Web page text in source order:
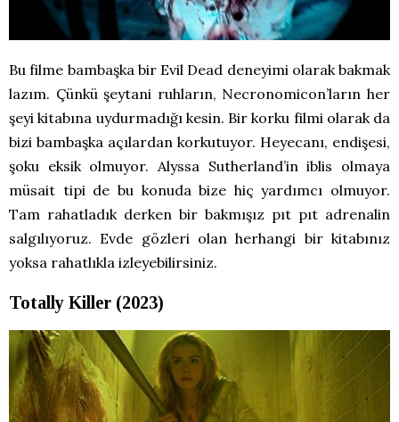
Bu filme bambaşka bir Evil Dead deneyimi olarak bakmak
lazım. Çünkü şeytani ruhların, Necronomicon’ların her
şeyi kitabına uydurmadığı kesin. Bir korku filmi olarak da
bizi bambaşka açılardan korkutuyor. Heyecanı, endişesi,
şoku eksik olmuyor. Alyssa Sutherland’in iblis olmaya
müsait tipi de bu konuda bize hiç yardımcı olmuyor.
Tam rahatladık derken bir bakmışız pıt pıt adrenalin
salgılıyoruz. Evde gözleri olan herhangi bir kitabınız
yoksa rahatlıkla izleyebilirsiniz.
Totally Killer (2023)